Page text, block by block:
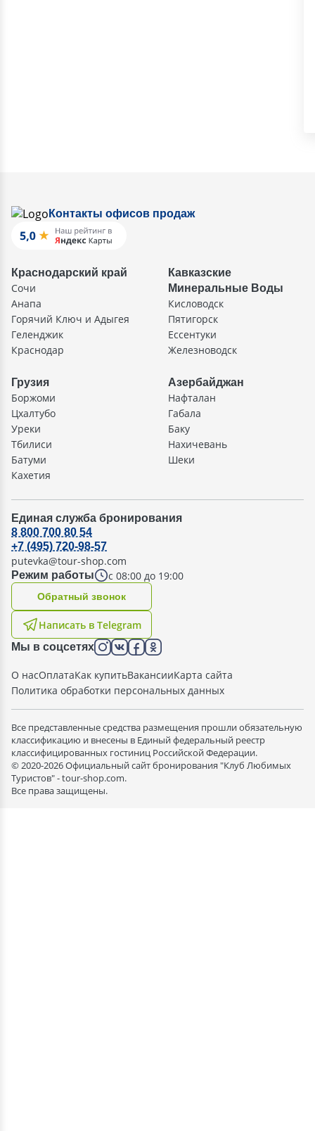
Контакты офисов продаж
Краснодарский край
Сочи
Анапа
Горячий Ключ и Адыгея
Геленджик
Краснодар
Кавказские
Минеральные Воды
Кисловодск
Пятигорск
Ессентуки
Железноводск
Грузия
Боржоми
Цхалтубо
Уреки
Тбилиси
Батуми
Кахетия
Азербайджан
Нафталан
Габала
Баку
Нахичевань
Шеки
Единая служба бронирования
Режим работы с 08:00 до 19:00
8 800 700 80 54
+7 (495) 720-98-57
putevka@tour-shop.com
Написать в Telegram
Oбратный звонок
Мы в соцсетях
О насОплатаКак купитьВакансииКарта сайта
Политика обработки персональных данных
Все представленные средства размещения прошли обязательную
классификацию и внесены в Единый федеральный реестр
классифицированных гостиниц Российской Федерации.
© 2020-2026 Официальный сайт бронирования "Клуб Любимых
Туристов" - tour-shop.com.
Все права защищены.